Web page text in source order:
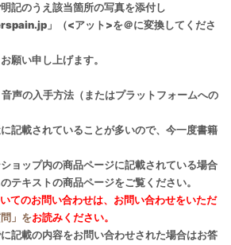
記のうえ該当箇所の写真を添付し
」（<アット>を＠に変換してくださ
願い申し上げます。
声の入手方法（またはプラットフォームへの
記載されていることが多いので、今一度書籍
ョップ内の商品ページに記載されている場合
テキストの商品ページをご覧ください。
てのお問い合わせは、お問い合わせをいただ
問」をお読みください。
記載の内容をお問い合わせされた場合はお答